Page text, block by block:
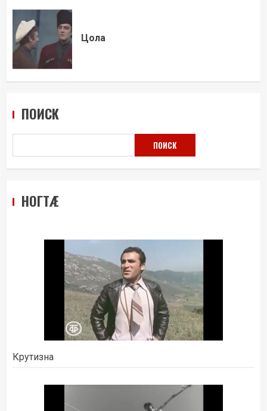
Цола
ПОИСК
ПОИСК
НОГТÆ
Крутизна